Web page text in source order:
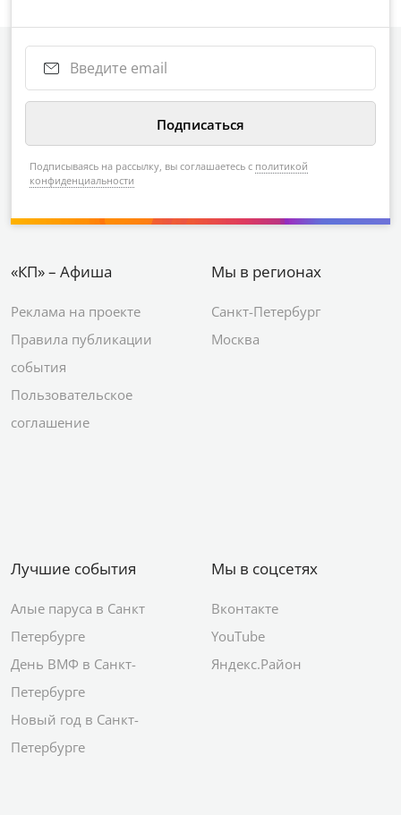
Подписываясь на рассылку, вы соглашаетесь с политикой
конфиденциальности
«КП» – Афиша
Реклама на проекте
Правила публикации
события
Пользовательское
соглашение
Мы в регионах
Санкт-Петербург
Москва
Лучшие события
Алые паруса в Санкт
Петербурге
День ВМФ в Санкт-
Петербурге
Новый год в Санкт-
Петербурге
Мы в соцсетях
Вконтакте
YouTube
Яндекс.Район